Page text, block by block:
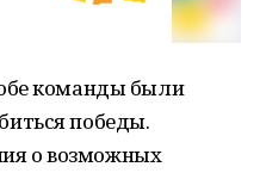
команды были
победы.
о возможных